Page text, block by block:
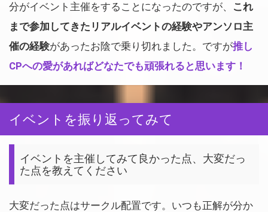
分がイベント主催をすることになったのですが、 これ
まで参加してきたリアルイベントの経験やアンソロ主
催の経験があったお陰で乗り切れました。ですが推し
CPへの愛があればどなたでも頑張れると思います！
イベントを振り返ってみて
イベントを主催してみて良かった点、大変だっ
た点を教えてください
大変だった点はサークル配置です。いつも正解が分か